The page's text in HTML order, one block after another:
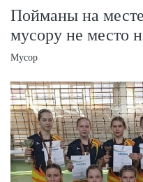
Пойманы на
мусору не место
Мусор